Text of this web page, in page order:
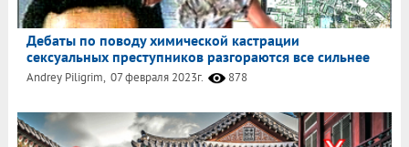
Дебаты по поводу химической кастрации
сексуальных преступников разгораются все сильнее
Andrey Piligrim, 07 февраля 2023г. 878